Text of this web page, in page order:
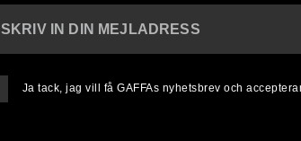
SKRIV IN DIN MEJLADRESS
Ja tack, jag vill få GAFFAs nyhetsbrev och